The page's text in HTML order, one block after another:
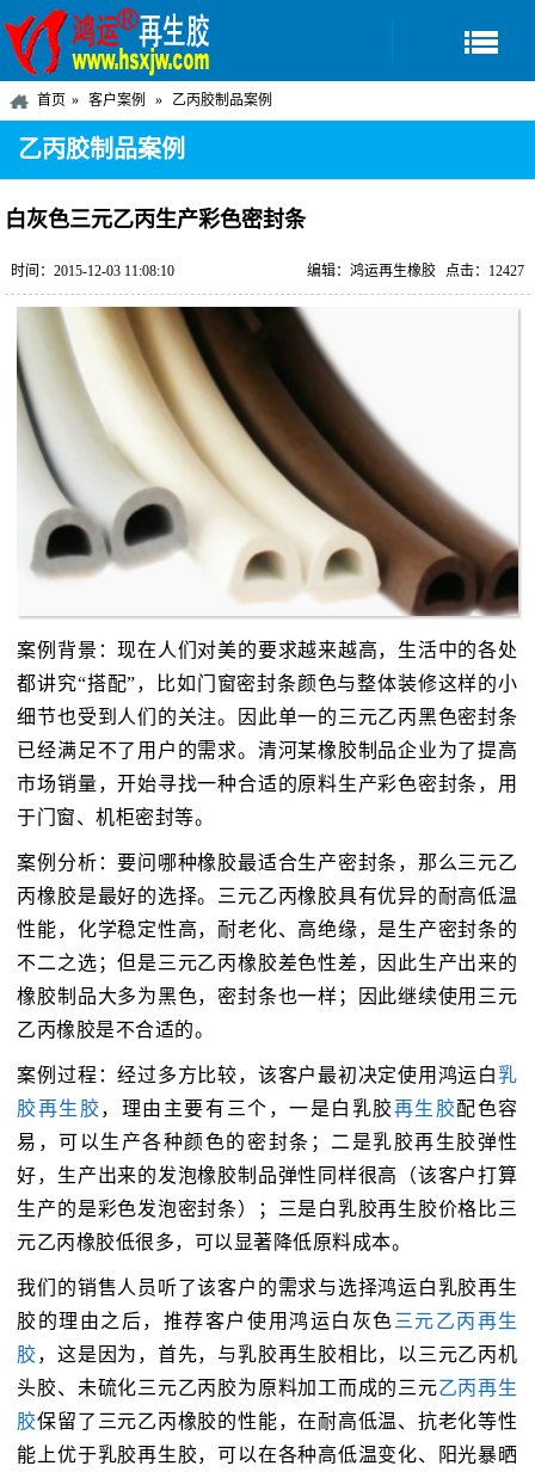
首页 客户案例 乙丙胶制品案例
乙丙胶制品案例
白灰色三元乙丙生产彩色密封条
时间：2015-12-03 11:08:10 点击：12427
编辑：鸿运再生橡胶
案例背景：现在人们对美的要求越来越高，生活中的各处
都讲究“搭配”，比如门窗密封条颜色与整体装修这样的小
细节也受到人们的关注。因此单一的三元乙丙黑色密封条
已经满足不了用户的需求。清河某橡胶制品企业为了提高
市场销量，开始寻找一种合适的原料生产彩色密封条，用
于门窗、机柜密封等。
案例分析：要问哪种橡胶最适合生产密封条，那么三元乙
丙橡胶是最好的选择。三元乙丙橡胶具有优异的耐高低温
性能，化学稳定性高，耐老化、高绝缘，是生产密封条的
不二之选；但是三元乙丙橡胶差色性差，因此生产出来的
橡胶制品大多为黑色，密封条也一样；因此继续使用三元
乙丙橡胶是不合适的。
案例过程：经过多方比较，该客户最初决定使用鸿运白乳
胶再生胶，理由主要有三个，一是白乳胶再生胶配色容
易，可以生产各种颜色的密封条；二是乳胶再生胶弹性
好，生产出来的发泡橡胶制品弹性同样很高（该客户打算
生产的是彩色发泡密封条）；三是白乳胶再生胶价格比三
元乙丙橡胶低很多，可以显著降低原料成本。
我们的销售人员听了该客户的需求与选择鸿运白乳胶再生
胶的理由之后，推荐客户使用鸿运白灰色 三元乙丙再生
胶，这是因为，首先，与乳胶再生胶相比，以三元乙丙机
头胶、未硫化三元乙丙胶为原料加工而成的三元乙丙再生
胶保留了三元乙丙橡胶的性能，在耐高低温、抗老化等性
能上优于乳胶再生胶，可以在各种高低温变化、阳光暴晒